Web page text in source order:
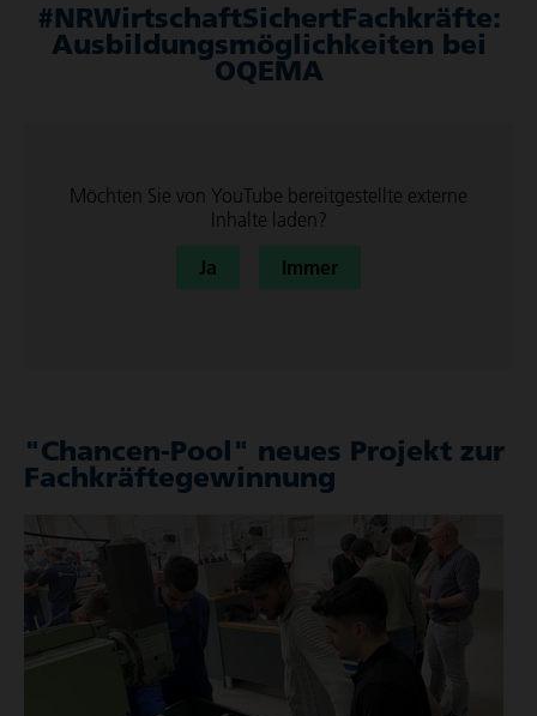
#NRWirt­schaft­Si­chertFach­kräfte:
Ausbil­dungs­mög­lich­keiten bei
OQEMA
Möchten Sie von YouTube bereit­ge­stellte externe
Inhalte laden?
Ja
Immer
"Chancen-Pool" neues Projekt zur
Fach­kräf­te­ge­win­nung